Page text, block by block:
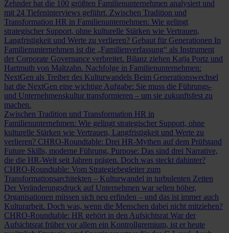
Zehnder hat die 100 größten Familienunternehmen analysiert und
mit 24 Tiefeninterviews geführt. Zwischen Tradition und
Transformation HR in Familienunternehmen: Wie gelingt
strategischer Support, ohne kulturelle Stärken wie Vertrauen,
Langfristigkeit und Werte zu verlieren? Gebaut für Generationen In
Familienunternehmen ist die „Familienverfassung“ als Instrument
der Corporate Governance verbreitet. Bilanz ziehen Katja Portz und
Hartmuth von Maltzahn. Nachfolge in Familienunternehmen:
NextGen als Treiber des Kulturwandels Beim Generationswechsel
hat die NextGen eine wichtige Aufgabe: Sie muss die Führungs-
und Unternehmenskultur transformieren – um sie zukunftsfest zu
machen.
Zwischen Tradition und Transformation HR in
Familienunternehmen: Wie gelingt strategischer Support, ohne
kulturelle Stärken wie Vertrauen, Langfristigkeit und Werte zu
verlieren? CHRO-Roundtable: Drei HR-Mythen auf dem Prüfstand
Future Skills, moderne Führung, Purpose: Das sind drei Narrative,
die die HR-Welt seit Jahren prägen. Doch was steckt dahinter?
CHRO-Roundtable: Vom Strategiebegleiter zum
Transformationsarchitekten – Kulturwandel in turbulenten Zeiten
Der Veränderungsdruck auf Unternehmen war selten höher,
Organisationen müssen sich neu erfinden – und das ist immer auch
Kulturarbeit. Doch was, wenn die Menschen dabei nicht mitziehen?
CHRO-Roundtable: HR gehört in den Aufsichtsrat War der
Aufsichtsrat früher vor allem ein Kontrollgremium, ist er heute